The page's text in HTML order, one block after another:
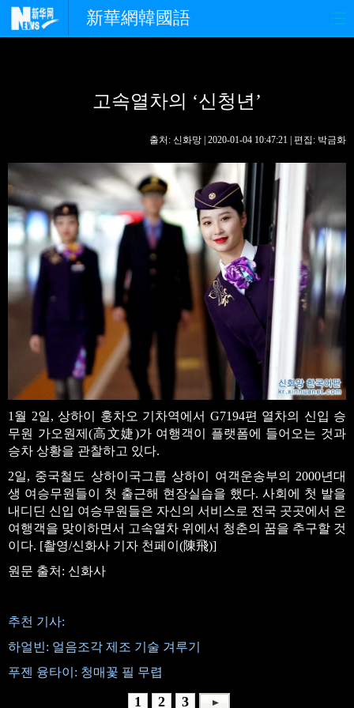
新華網韓國語
사회
핫 TV 문화
연예 관광 오피니언
생생 중국어
고속열차의 ‘신청년’
출처: 신화망 | 2020-01-04 10:47:21 | 편집: 박금화
1월 2일, 상하이 훙차오 기차역에서 G7194편 열차의 신입 승
무원 가오원제(高文婕)가 여행객이 플랫폼에 들어오는 것과
승차 상황을 관찰하고 있다.
2일, 중국철도 상하이국그룹 상하이 여객운송부의 2000년대
생 여승무원들이 첫 출근해 현장실습을 했다. 사회에 첫 발을
내디딘 신입 여승무원들은 자신의 서비스로 전국 곳곳에서 온
여행객을 맞이하면서 고속열차 위에서 청춘의 꿈을 추구할 것
이다. [촬영/신화사 기자 천페이(陳飛)]
원문 출처: 신화사
추천 기사:
하얼빈: 얼음조각 제조 기술 겨루기
푸젠 융타이: 청매꽃 필 무렵
1 2 3